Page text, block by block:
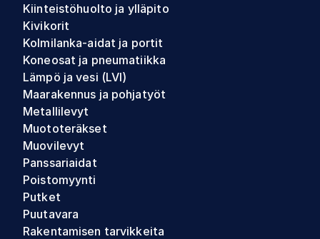
Kiinteistöhuolto ja ylläpito
Kivikorit
Kolmilanka-aidat ja portit
Koneosat ja pneumatiikka
Lämpö ja vesi (LVI)
Maarakennus ja pohjatyöt
Metallilevyt
Muototeräkset
Muovilevyt
Panssariaidat
Poistomyynti
Putket
Puutavara
Rakentamisen tarvikkeita